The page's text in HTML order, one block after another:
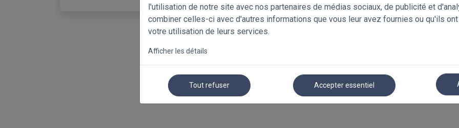
l'utilisation de notre site avec nos partenaires de médias sociaux, de publicité et
combiner celles-ci avec d'autres informations que vous leur avez fournies ou qu'ils
votre utilisation de leurs services.
Afficher les détails
Tout refuser Accepter essentiel